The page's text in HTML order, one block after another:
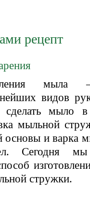
рецепт
видов
сделать мыло
мыльной
основы и варка
Сегодня мы
стружки.